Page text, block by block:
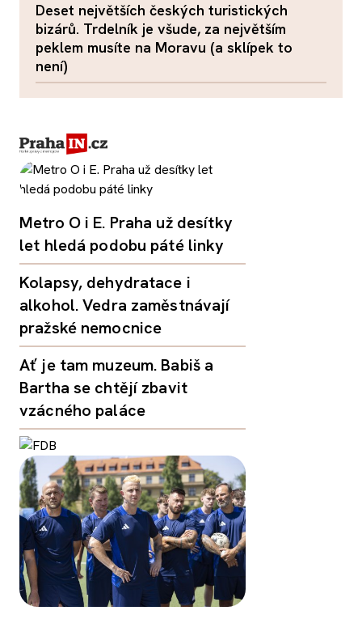
Deset největších českých turistických
bizárů. Trdelník je všude, za největším
peklem musíte na Moravu (a sklípek to
není)
Metro O i E. Praha už desítky
let hledá podobu páté linky
Kolapsy, dehydratace i
alkohol. Vedra zaměstnávají
pražské nemocnice
Ať je tam muzeum. Babiš a
Bartha se chtějí zbavit
vzácného paláce